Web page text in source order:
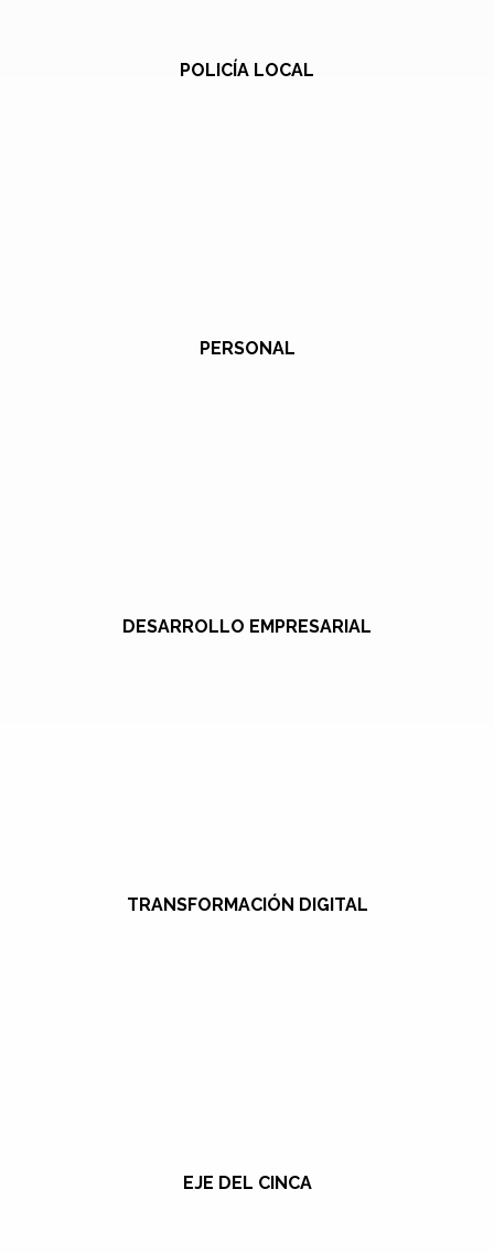
POLICÍA LOCAL
PERSONAL
DESARROLLO EMPRESARIAL
TRANSFORMACIÓN DIGITAL
EJE DEL CINCA